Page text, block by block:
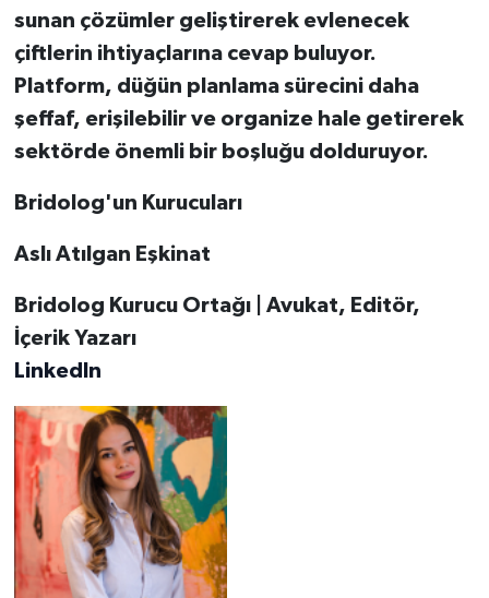
sunan çözümler geliştirerek evlenecek
çiftlerin ihtiyaçlarına cevap buluyor.
Platform, düğün planlama sürecini daha
şeffaf, erişilebilir ve organize hale getirerek
sektörde önemli bir boşluğu dolduruyor.
Bridolog'un Kurucuları
Aslı Atılgan Eşkinat
Bridolog Kurucu Ortağı | Avukat, Editör,
İçerik Yazarı
LinkedIn